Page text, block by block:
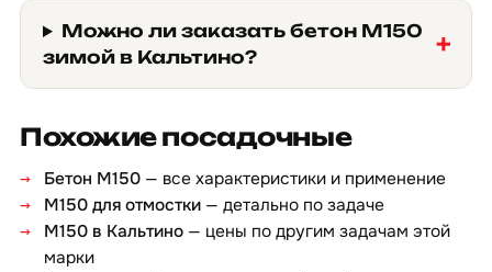
Можно ли заказать бетон М150
зимой в Кальтино?
Похожие посадочные
Бетон М150 — все характеристики и применение
М150 для отмостки — детально по задаче
М150 в Кальтино — цены по другим задачам этой
марки